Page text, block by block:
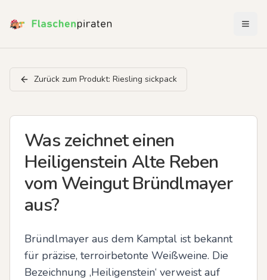
Zurück zum Produkt: Riesling sickpack
Was zeichnet einen
Heiligenstein Alte Reben
vom Weingut Bründlmayer
aus?
Bründlmayer aus dem Kamptal ist bekannt
für präzise, terroirbetonte Weißweine. Die
Bezeichnung ‚Heiligenstein‘ verweist auf